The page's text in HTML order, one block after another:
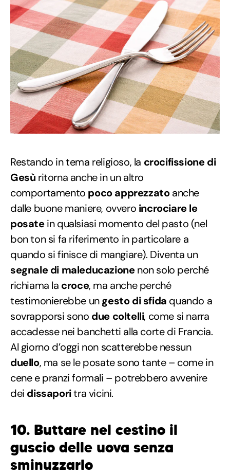
Restando in tema religioso, la crocifissione di
Gesù ritorna anche in un altro
comportamento poco apprezzatoanche
dalle buone maniere, ovvero incrociare le
posatein qualsiasi momento del pasto (nel
bon ton si fa riferimento in particolare a
quando si finisce di mangiare). Diventa un
segnale di maleducazionenon solo perché
richiama la croce, ma anche perché
testimonierebbe ungesto di sfida quando a
sovrapporsi sono due coltelli, come si narra
accadesse nei banchetti alla corte di Francia.
Al giorno d’oggi non scatterebbe nessun
duello, ma se le posate sono tante – come in
cene e pranzi formali – potrebbero avvenire
dei dissaporitra vicini.
10. Buttare nel cestino il
guscio delle uova senza
sminuzzarlo